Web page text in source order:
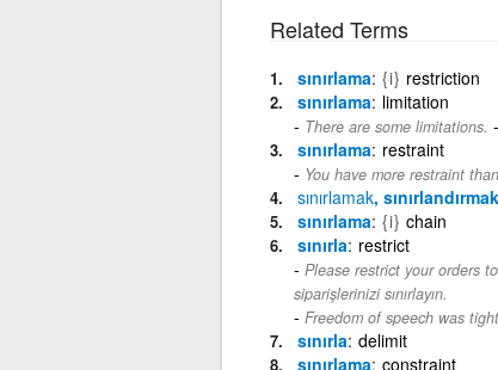
Related Terms
sınırlama {i} restriction
sınırlama limitation
There are some limitations. -
sınırlama restraint
You have more restraint
sınırlamak, sınırlandırmak
sınırlama {i} chain
sınırla restrict
Please restrict your orders
siparişlerinizi sınırlayın.
Freedom of speech was
sınırla delimit
sınırlama constraint